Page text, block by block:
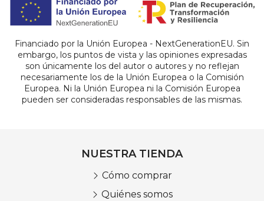
Financiado por la Unión Europea - NextGenerationEU. Sin
embargo, los puntos de vista y las opiniones expresadas
son únicamente los del autor o autores y no reflejan
necesariamente los de la Unión Europea o la Comisión
Europea. Ni la Unión Europea ni la Comisión Europea
pueden ser consideradas responsables de las mismas.
NUESTRA TIENDA
Cómo comprar
Quiénes somos